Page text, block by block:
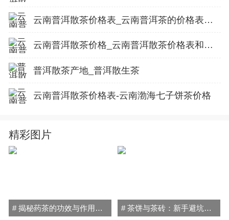
云南普洱散茶价格表_云南普洱茶的价格表和图片
云南普洱散茶价格_云南普洱散茶价格表和图片
普洱散茶产地_普洱散生茶
云南普洱散茶价格表-云南渤海七子饼茶价格
精彩图片
# 揭秘药茶的功效与作用禁忌：喝对健康加分，喝错小心伤身！ # 茶饼与茶砖：新手避坑指南，轻松搞懂普洱茶的秘密！